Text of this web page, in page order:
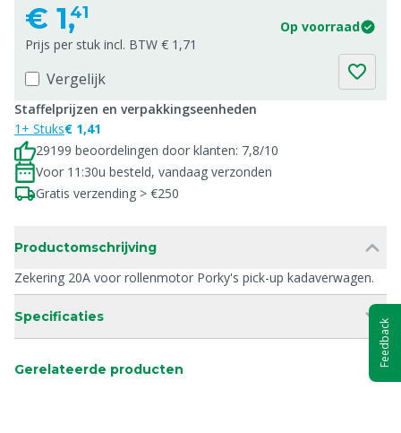
€ 1,41
Op voorraad
Prijs per stuk incl. BTW € 1,71
Vergelijk
Staffelprijzen en verpakkingseenheden
1+ Stuks€ 1,41
29199 beoordelingen door klanten: 7,8/10
Voor 11:30u besteld, vandaag verzonden
Gratis verzending > €250
Productomschrijving
Zekering 20A voor rollenmotor Porky's pick-up kadaverwagen.
Specificaties
Gerelateerde producten
Feedback